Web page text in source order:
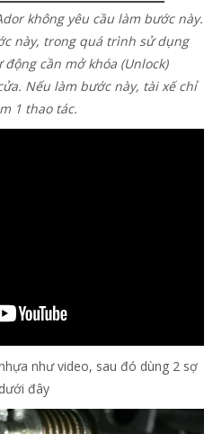
không yêu cầu làm bước này.
này, trong quá trình sử dụng
cần mở khóa (Unlock)
Nếu làm bước này, tài xế chỉ
1 thao tác.
như video, sau đó dùng 2 sợ
đây